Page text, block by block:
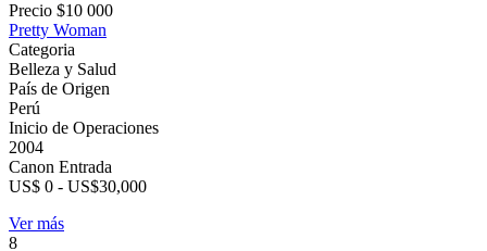
Precio $10 000
Pretty Woman
Categoria
Belleza y Salud
País de Origen
Perú
Inicio de Operaciones
2004
Canon Entrada
US$ 0 - US$30,000
Ver más
8